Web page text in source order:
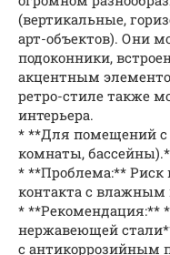
(вертикальные,
арт-объектов). Они
подоконники,
акцентным
ретро-стиле также
интерьера.
* **Для помещений с
комнаты,
* **Проблема:** Риск
контакта с влажным
* **Рекомендация:**
нержавеющей
с антикоррозийным